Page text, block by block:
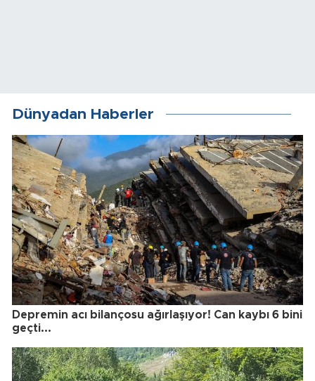
Dünyadan Haberler
Depremin acı bilançosu ağırlaşıyor! Can kaybı 6 bini
geçti...